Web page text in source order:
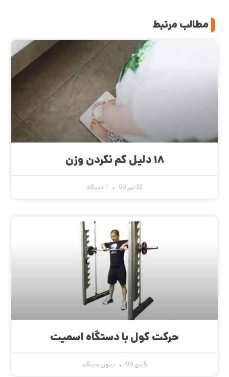
مطالب مرتبط
۱۸ دلیل کم نکردن وزن
22 تیر 99
حرکت کول با دستگاه اسمیت
5 دی 96 بدون دیدگاه